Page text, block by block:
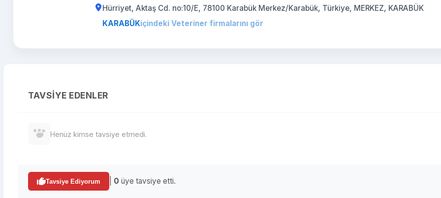
Hürriyet, Aktaş Cd. no:10/E, 78100 Karabük Merkez/Karabük, Türkiye, MERKEZ, KARABÜK
KARABÜKiçindeki Veteriner firmalarını gör
TAVSIYE EDENLER
Henüz kimse tavsiye etmedi.
Tavsiye Ediyorum 0 üye tavsiye etti.